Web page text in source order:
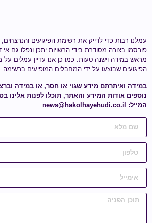
עמלנו רבות כדי לדייק את רשימת הפיגועים
פורסמו בצורה מסודרת בידי הרשויות יתכן ונפלו גם אי
מראש במידה וישנה טעות. כמו כן אנו עדיין עמלים
הפיגועים שבוצעו על ידי המחבלים המופיעים ברשימה.
במידה ואיתרתם מידע שגוי או חסר, או במידה
נוספים אודות המידע והאתר, תוכלו לפנות אלינו
המייל:
news@hakolhayehudi.co.il